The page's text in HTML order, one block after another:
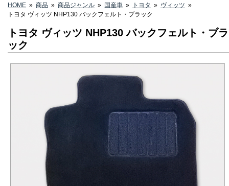
HOME » 商品 » 商品ジャンル » 国産車 » トヨタ » ヴィッツ »
トヨタ ヴィッツ NHP130 バックフェルト・ブラック
トヨタ ヴィッツ NHP130 バックフェルト・ブラ
ック